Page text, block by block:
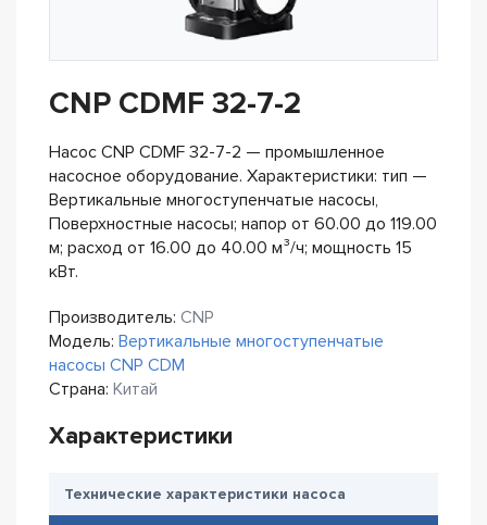
CNP CDMF 32-7-2
Насос CNP CDMF 32-7-2 — промышленное
насосное оборудование. Характеристики: тип —
Вертикальные многоступенчатые насосы,
Поверхностные насосы; напор от 60.00 до 119.00
м; расход от 16.00 до 40.00 м³/ч; мощность 15
кВт.
Производитель: CNP
Модель: Вертикальные многоступенчатые
насосы CNP CDM
Страна: Китай
Характеристики
Технические характеристики насоса